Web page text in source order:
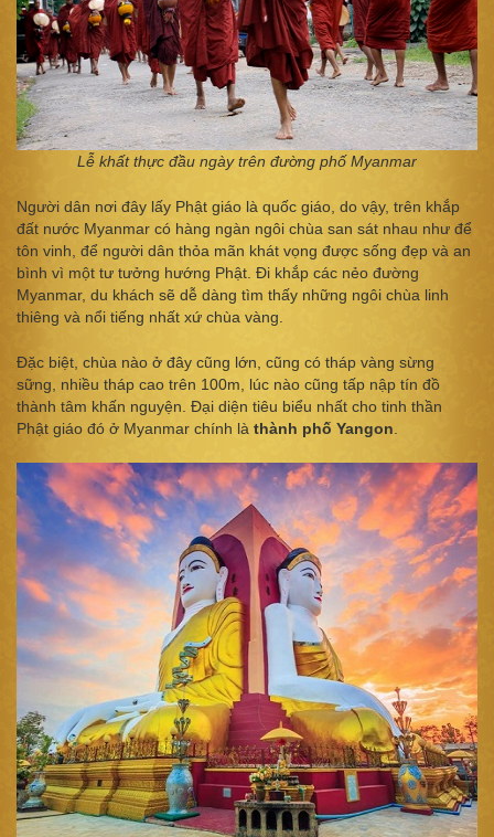
Lễ khất thực đầu ngày trên đường phố Myanmar
Người dân nơi đây lấy Phật giáo là quốc giáo, do vậy, trên khắp
đất nước Myanmar có hàng ngàn ngôi chùa san sát nhau như để
tôn vinh, để người dân thỏa mãn khát vọng được sống đẹp và an
bình vì một tư tưởng hướng Phật. Đi khắp các nẻo đường
Myanmar, du khách sẽ dễ dàng tìm thấy những ngôi chùa linh
thiêng và nổi tiếng nhất xứ chùa vàng.
Đặc biệt, chùa nào ở đây cũng lớn, cũng có tháp vàng sừng
sững, nhiều tháp cao trên 100m, lúc nào cũng tấp nập tín đồ
thành tâm khấn nguyện. Đại diện tiêu biểu nhất cho tinh thần
Phật giáo đó ở Myanmar chính là thành phố Yangon.